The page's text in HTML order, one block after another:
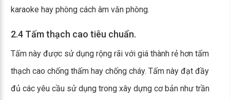
karaoke hay phòng cách âm văn phòng.
2.4 Tấm thạch cao tiêu chuẩn.
Tấm này được sử dụng rộng rãi với giá thành rẻ hơn tấm
thạch cao chống thấm hay chống cháy. Tấm này đạt đầy
đủ các yêu cầu sử dụng trong xây dựng cơ bản như trần